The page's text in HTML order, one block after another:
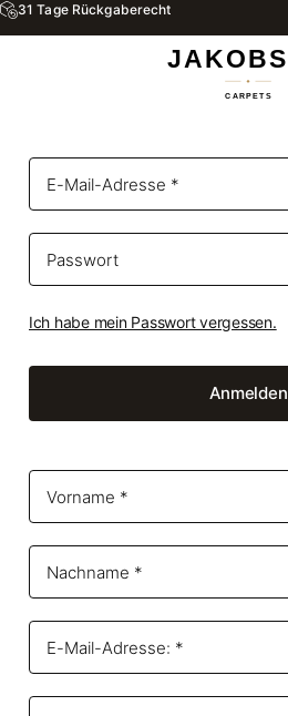
31 Tage Rückgaberecht
Ich habe mein Passwort vergessen.
Anmelden